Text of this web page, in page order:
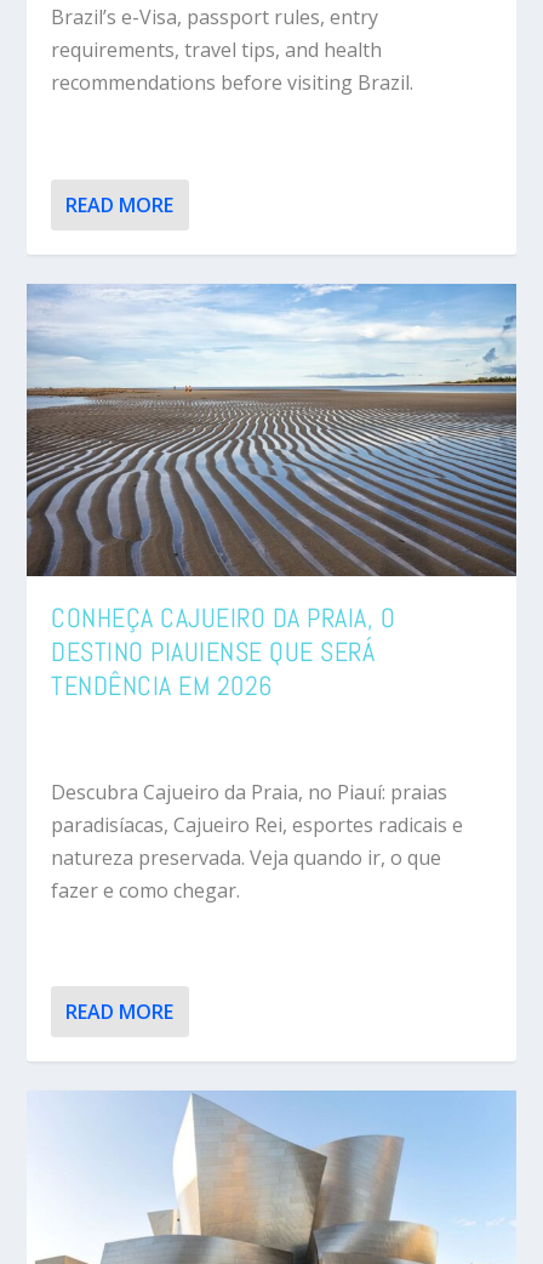
Brazil’s e-Visa, passport rules, entry
requirements, travel tips, and health
recommendations before visiting Brazil.
READ MORE
CONHEÇA CAJUEIRO DA PRAIA, O
DESTINO PIAUIENSE QUE SERÁ
TENDÊNCIA EM 2026
Descubra Cajueiro da Praia, no Piauí: praias
paradisíacas, Cajueiro Rei, esportes radicais e
natureza preservada. Veja quando ir, o que
fazer e como chegar.
READ MORE